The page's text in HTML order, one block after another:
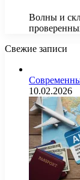
Волны и
Свежие записи
10.02.2026